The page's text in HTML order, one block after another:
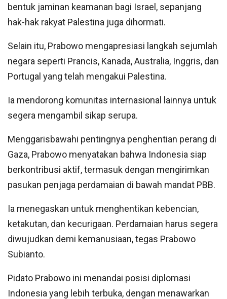
bentuk jaminan keamanan bagi Israel, sepanjang
hak-hak rakyat Palestina juga dihormati.
Selain itu, Prabowo mengapresiasi langkah sejumlah
negara seperti Prancis, Kanada, Australia, Inggris, dan
Portugal yang telah mengakui Palestina.
Ia mendorong komunitas internasional lainnya untuk
segera mengambil sikap serupa.
Menggarisbawahi pentingnya penghentian perang di
Gaza, Prabowo menyatakan bahwa Indonesia siap
berkontribusi aktif, termasuk dengan mengirimkan
pasukan penjaga perdamaian di bawah mandat PBB.
Ia menegaskan untuk menghentikan kebencian,
ketakutan, dan kecurigaan. Perdamaian harus segera
diwujudkan demi kemanusiaan, tegas Prabowo
Subianto.
Pidato Prabowo ini menandai posisi diplomasi
Indonesia yang lebih terbuka, dengan menawarkan